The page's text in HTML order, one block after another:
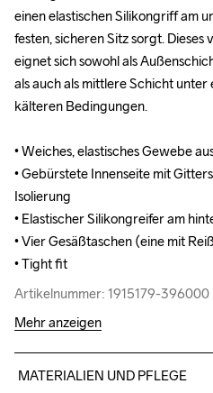
einen elastischen Silikongriff am
festen, sicheren Sitz sorgt.
eignet sich sowohl als
als auch als mittlere Schicht
kälteren Bedingungen.
• Weiches, elastisches Gewebe
• Gebürstete Innenseite mit
Isolierung
• Elastischer Silikongreifer am
• Vier Gesäßtaschen (eine mit
• Tight fit
Artikelnummer: 1915179-396000
einen elastischen Silikongriff am
festen, sicheren Sitz sorgt.
eignet sich sowohl als
als auch als mittlere Schicht
kälteren Bedingungen.
• Weiches, elastisches Gewebe
• Gebürstete Innenseite mit
Isolierung
• Elastischer Silikongreifer am
• Vier Gesäßtaschen (eine mit
• Tight fit
Artikelnummer: 1915179-396000
Mehr anzeigen
MATERIALIEN UND PFLEGE